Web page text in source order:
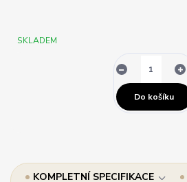
SKLADEM
Do košíku
KOMPLETNÍ SPECIFIKACE